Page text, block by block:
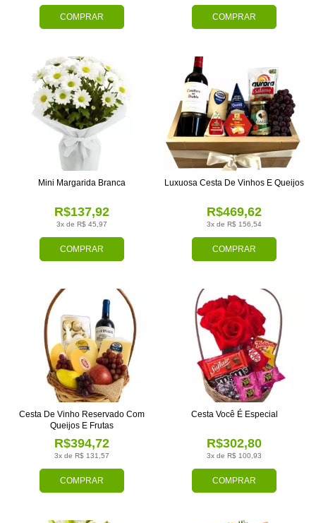
COMPRAR COMPRAR
COMPRAR
3x de R$ 45,97
R$137,92
Mini Margarida Branca
COMPRAR
3x de R$ 156,54
R$469,62
Luxuosa Cesta De Vinhos E Queijos
COMPRAR
3x de R$ 131,57
R$394,72
Cesta De Vinho Reservado Com
Queijos E Frutas
COMPRAR
3x de R$ 100,93
R$302,80
Cesta Você É Especial